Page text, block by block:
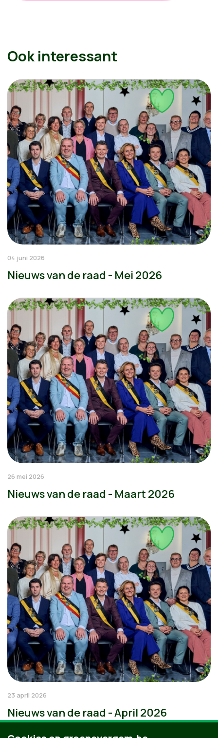
Ook interessant
04 juni 2026
Nieuws van de raad - Mei 2026
26 mei 2026
Nieuws van de raad - Maart 2026
23 april 2026
Nieuws van de raad - April 2026